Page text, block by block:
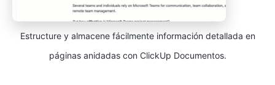
Estructure y almacene fácilmente información detallada en
páginas anidadas con ClickUp Documentos.